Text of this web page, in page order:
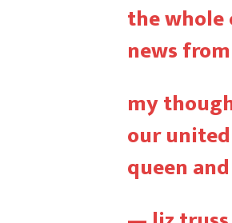
the
news
my
our
queen